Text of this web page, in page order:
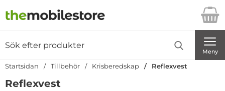
Startsidan för Danira Telecom AB
Meny
Startsidan Tillbehör Krisberedskap Reflexvest
Reflexvest